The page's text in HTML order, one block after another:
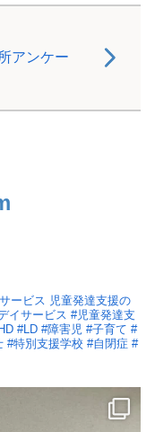
アンケー
ービス 児童発達支援の
イサービス #児童発達支
#LD #障害児 #子育て #
#特別支援学校 #自閉症 #